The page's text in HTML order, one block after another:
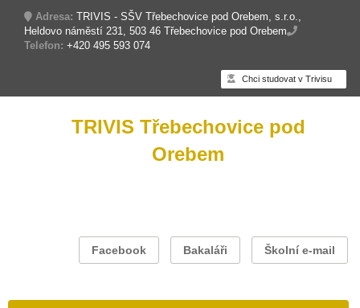
Adresa: TRIVIS - SŠV Třebechovice pod Orebem, s.r.o.,
Heldovo náměstí 231, 503 46 Třebechovice pod Orebem
Telefon: +420 495 593 074
Chci studovat v Trivisu
TRIVIS Třebechovice pod
Orebem
Facebook Bakaláři Školní e-mail